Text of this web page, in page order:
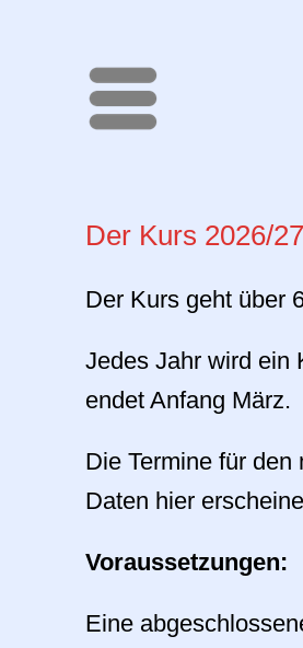
Menü
Der Kurs 2026/
Der Kurs geht über
Jedes Jahr wird ein
endet Anfang März.
Die Termine für
Daten hier
Voraussetzungen:
Eine